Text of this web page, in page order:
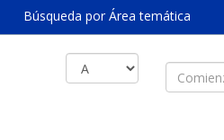
Búsqueda por Área temática